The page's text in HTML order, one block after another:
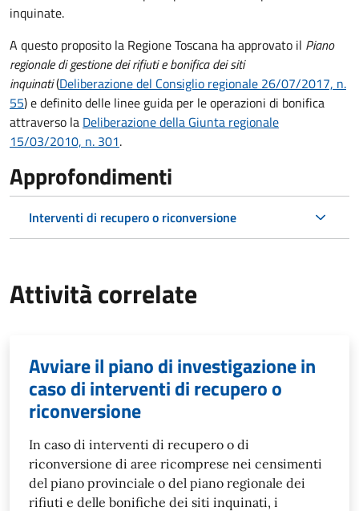
inquinate.
A questo proposito la Regione Toscana ha approvato il Piano
regionale di gestione dei rifiuti e bonifica dei siti
inquinati(Deliberazione del Consiglio regionale 26/07/2017, n.
55) e definito delle linee guida per le operazioni di bonifica
attraverso la Deliberazione della Giunta regionale
15/03/2010, n. 301.
Approfondimenti
Interventi di recupero o riconversione
Attività correlate
Avviare il piano di investigazione in
caso di interventi di recupero o
riconversione
In caso di interventi di recupero o di
riconversione di aree ricomprese nei censimenti
del piano provinciale o del piano regionale dei
rifiuti e delle bonifiche dei siti inquinati, i